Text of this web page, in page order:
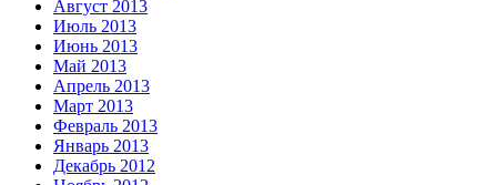
Август 2013
Июль 2013
Июнь 2013
Май 2013
Апрель 2013
Март 2013
Февраль 2013
Январь 2013
Декабрь 2012